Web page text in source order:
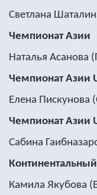
Светлана
Чемпионат Азии
Наталья Асанова
Чемпионат Азии
Елена Пискунова
Чемпионат Азии
Сабина
Камила Якубова